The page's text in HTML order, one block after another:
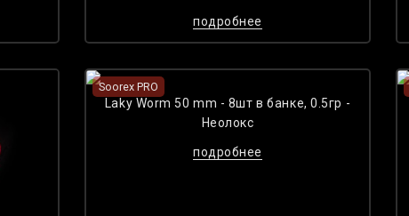
подробнее
Soorex PRO
Laky Worm 50 mm - 8шт в банке, 0.5гр -
Неолокс
подробнее